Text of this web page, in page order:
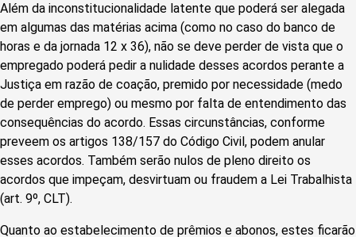
Além da inconstitucionalidade latente que poderá ser alegada
em algumas das matérias acima (como no caso do banco de
horas e da jornada 12 x 36), não se deve perder de vista que o
empregado poderá pedir a nulidade desses acordos perante a
Justiça em razão de coação, premido por necessidade (medo
de perder emprego) ou mesmo por falta de entendimento das
consequências do acordo. Essas circunstâncias, conforme
preveem os artigos 138/157 do Código Civil, podem anular
esses acordos. Também serão nulos de pleno direito os
acordos que impeçam, desvirtuam ou fraudem a Lei Trabalhista
(art. 9º, CLT).
Quanto ao estabelecimento de prêmios e abonos, estes ficarão